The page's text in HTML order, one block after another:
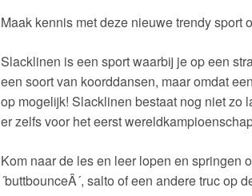
Maak kennis met deze nieuwe trendy sport
Slacklinen is een sport waarbij je op een
een soort van koorddansen, maar omdat
op mogelijk! Slacklinen bestaat nog niet zo
er zelfs voor het eerst
Kom naar de les en leer lopen en springen
´buttbounceÂ´, salto of een andere truc op